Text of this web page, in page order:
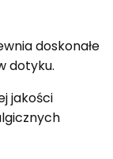
doskonałe
dotyku.
jakości